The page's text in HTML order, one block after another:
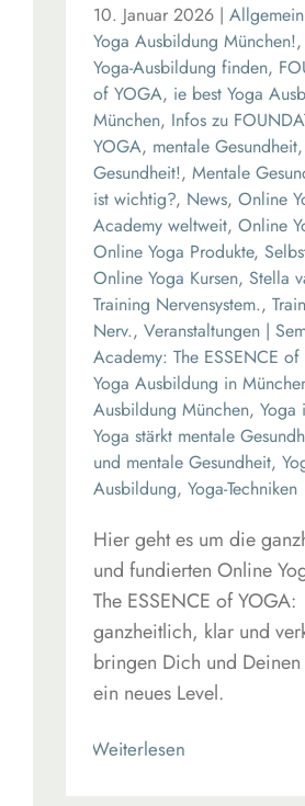
10. Januar 2026 | Allgemein
Yoga Ausbildung München!,
Yoga-Ausbildung finden,
of YOGA, ie best Yoga
München, Infos zu
YOGA, mentale Gesundheit,
Gesundheit!, Mentale
ist wichtig?, News, Online
Academy weltweit, Online
Online Yoga Produkte,
Online Yoga Kursen, Stella
Training Nervensystem.,
Nerv., Veranstaltungen |
Academy: The ESSENCE
Yoga Ausbildung in
Ausbildung München, Yoga
Yoga stärkt mentale
und mentale Gesundheit,
Ausbildung, Yoga-Techniken
Hier geht es um die
und fundierten Online
The ESSENCE of YOGA:
ganzheitlich, klar und
bringen Dich und Deinen
ein neues Level.
Read More